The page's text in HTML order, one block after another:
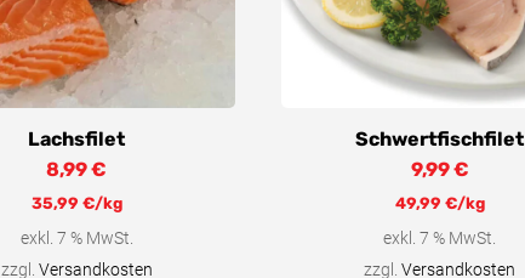
Lachsfilet
8,99€
35,99 €/kg
exkl. 7 % MwSt.
zzgl. Versandkosten
Schwertfischfilet
9,99€
49,99 €/kg
exkl. 7 % MwSt.
zzgl.Versandkosten